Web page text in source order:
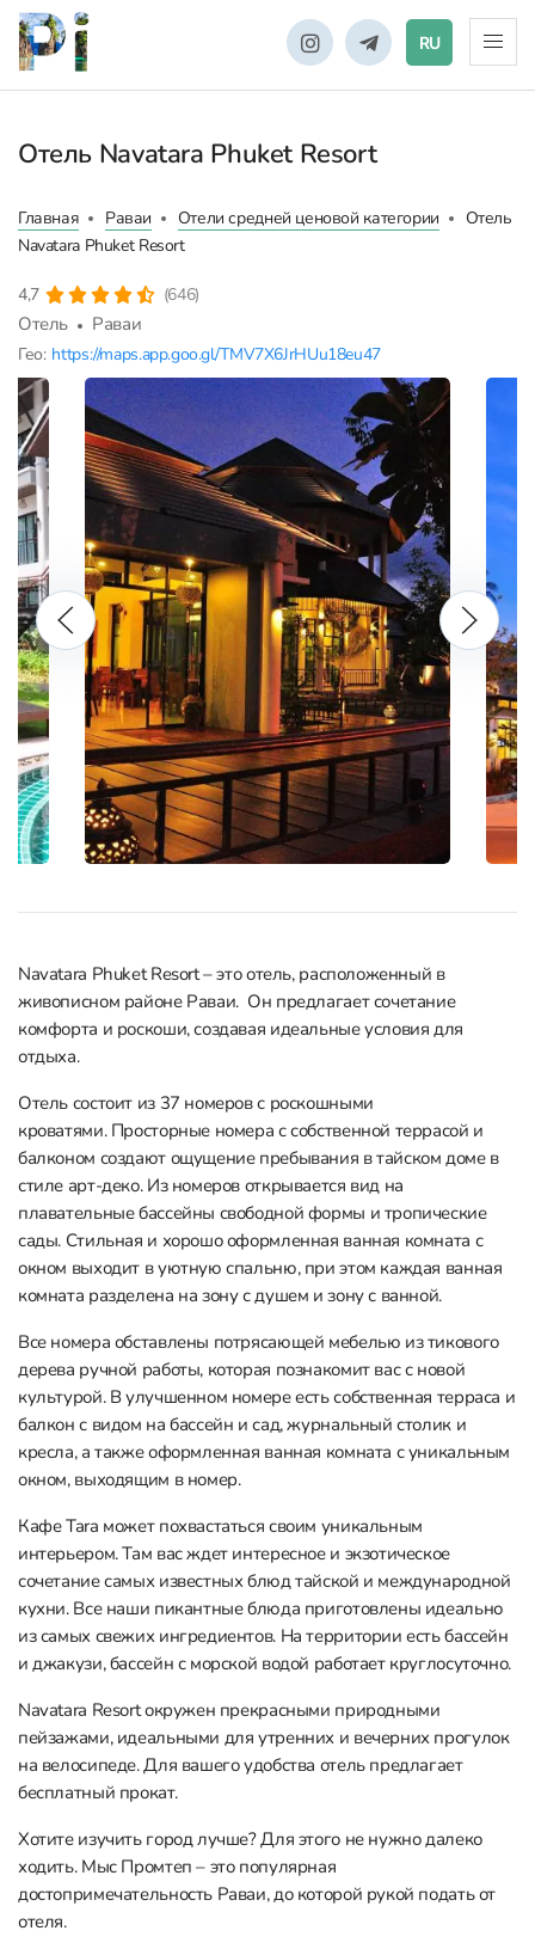
RU
Отель Navatara Phuket Resort
Главная Раваи Отели средней ценовой категории
Отель
Navatara Phuket Resort
4,7 (646)
Отель Раваи
Гео: https://maps.app.goo.gl/TMV7X6JrHUu18eu47
Navatara Phuket Resort – это отель, расположенный в
живописном районе Раваи. Он предлагает сочетание
комфорта и роскоши, создавая идеальные условия для
отдыха.
Отель состоит из 37 номеров с роскошными
кроватями. Просторные номера с собственной террасой и
балконом создают ощущение пребывания в тайском доме в
стиле арт-деко. Из номеров открывается вид на
плавательные бассейны свободной формы и тропические
сады. Стильная и хорошо оформленная ванная комната с
окном выходит в уютную спальню, при этом каждая ванная
комната разделена на зону с душем и зону с ванной.
Все номера обставлены потрясающей мебелью из тикового
дерева ручной работы, которая познакомит вас с новой
культурой. В улучшенном номере есть собственная терраса и
балкон с видом на бассейн и сад, журнальный столик и
кресла, а также оформленная ванная комната с уникальным
окном, выходящим в номер.
Кафе Tara может похвастаться своим уникальным
интерьером. Там вас ждет интересное и экзотическое
сочетание самых известных блюд тайской и международной
кухни. Все наши пикантные блюда приготовлены идеально
из самых свежих ингредиентов. На территории есть бассейн
и джакузи, бассейн с морской водой работает круглосуточно.
Navatara Resort окружен прекрасными природными
пейзажами, идеальными для утренних и вечерних прогулок
на велосипеде. Для вашего удобства отель предлагает
бесплатный прокат.
Хотите изучить город лучше? Для этого не нужно далеко
ходить. Мыс Промтеп – это популярная
достопримечательность Раваи, до которой рукой подать от
отеля.